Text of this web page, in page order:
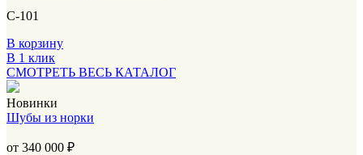
С-101
В корзину
В 1 клик
СМОТРЕТЬ ВЕСЬ КАТАЛОГ
Новинки
Шубы из норки
от 340 000 ₽